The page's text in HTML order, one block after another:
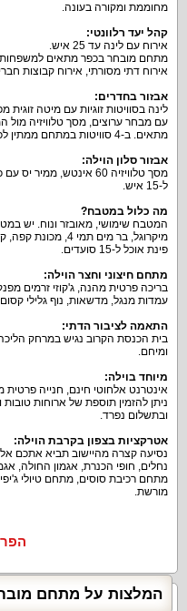
מחוממת ומקורה בעונה.
קהל יעד רלוונטי:
אירוח עם לינה עד 25 איש.
מתחם מובחר בכפר מתאים למשפחות
אירוח דתי מסורתי, אירוח קבוצות
אבזור בחדרים:
לינה בסוויטות זוגיות עם מיטה זוגית
עם מבחר ערוצים, מסך טלוויזיה מול
מתאים. ב-4 סוויטות במתחם ממתין לכם ג'קוזי.
אבזור סלון הוילה:
מסך טלוויזיה 60 אינטש,
ל-15 איש.
מה כלול במטבח?
המטבח שימושי, מאובזר ונוח. יש
מיקרוגל, בר מים
פינת אוכל ל-15 סועדים.
מתחם חיצוני וחצר הוילה:
עמדות מנגל, מדשאות, נוף גלילי
התאמה לציבור הדתי:
בית הכנסת הקרוב נגיש במרחק
ומיחם.
מיוחד בוילה:
אינטרנט אלחוטי חינם, חנייה
ניתן להזמין תוספת של ארוחות
ובתשלום נפרד.
אטרקציות בצפון בקרבת הוילה:
נסיעה קצרה מהיישוב תביא אתכם אל
נחלים, חופי הכנרת, אגמון החולה,
מתחם רכיבת סוסים, מתחם טיולי
מורשת.
המלצות על מתחם